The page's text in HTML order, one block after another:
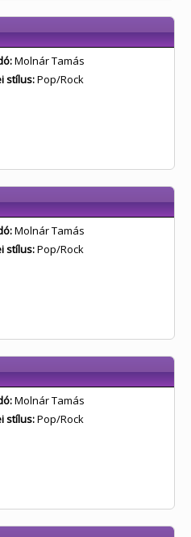
Molnár Tamás
stílus:Pop/Rock
Molnár Tamás
stílus:Pop/Rock
Molnár Tamás
stílus:Pop/Rock